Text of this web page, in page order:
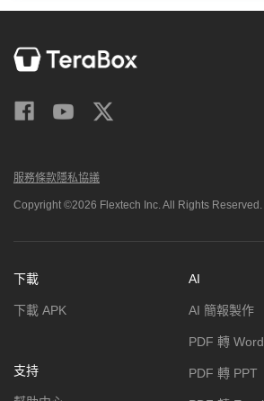
服務條款隱私協議
Copyright ©2026 Flextech Inc. All Rights Reserved.
下載
下載 APK
支持
AI
AI 簡報製作
PDF 轉 Word
PDF 轉 PPT